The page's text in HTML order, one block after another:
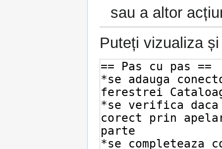
sau a altor
Puteți vizualiza